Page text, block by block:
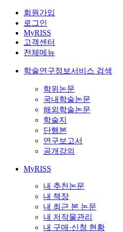
회원가입
로그인
MyRISS
고객센터
전체메뉴
학술연구정보서비스 검색
학위논문
국내학술논문
해외학술논문
학술지
단행본
연구보고서
공개강의
MyRISS
내 추천논문
내 책장
내 최근 본 논문
내 저작물관리
내 구매·신청 현황